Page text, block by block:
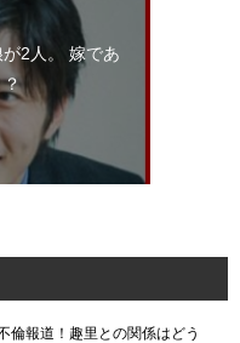
2人。 嫁であ
？
倫報道！趣里との関係はどう